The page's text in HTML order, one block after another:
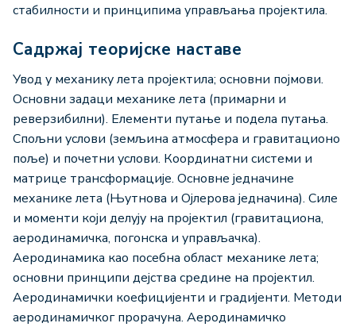
стабилности и принципима управљања пројектила.
Садржај теоријске наставе
Увод у механику лета пројектила; основни појмови.
Основни задаци механике лета (примарни и
реверзибилни). Елементи путање и подела путања.
Спољни услови (земљина атмосфера и гравитационо
поље) и почетни услови. Координатни системи и
матрице трансформације. Основне једначине
механике лета (Њутнова и Ојлерова једначина). Силе
и моменти који делују на пројектил (гравитациона,
аеродинамичка, погонска и управљачка).
Аеродинамика као посебна област механике лета;
основни принципи дејства средине на пројектил.
Аеродинамички коефицијенти и градијенти. Методи
аеродинамичког прорачуна. Аеродинамичко